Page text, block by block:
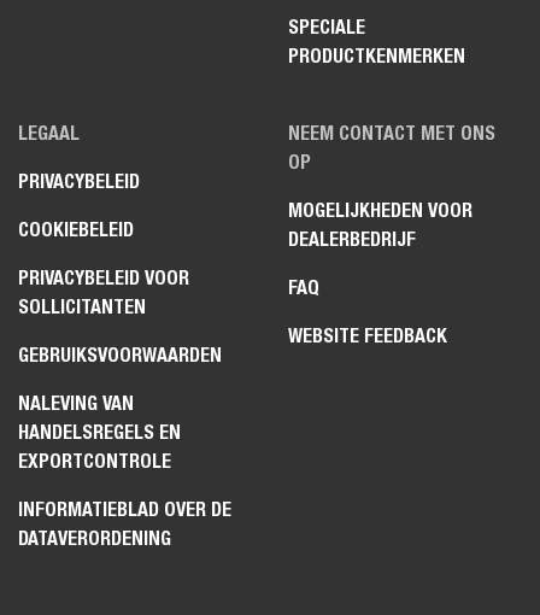
SPECIALE
PRODUCTKENMERKEN
LEGAAL
PRIVACYBELEID
COOKIEBELEID
PRIVACYBELEID VOOR
SOLLICITANTEN
GEBRUIKSVOORWAARDEN
NALEVING VAN
HANDELSREGELS EN
EXPORTCONTROLE
INFORMATIEBLAD OVER DE
DATAVERORDENING
NEEM CONTACT MET ONS
OP
MOGELIJKHEDEN VOOR
DEALERBEDRIJF
FAQ
WEBSITE FEEDBACK